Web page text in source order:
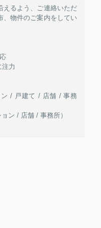
えるよう、ご連絡いただ
、物件のご案内をしてい
注力
ン / 戸建て / 店舗 / 事務
ン / 店舗 / 事務所）